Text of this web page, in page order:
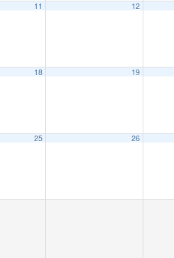
11 12
18 19
25 26